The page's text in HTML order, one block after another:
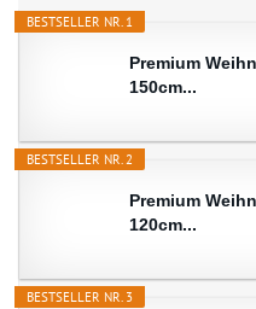
BESTSELLER NR. 1
Premium
150cm...
BESTSELLER NR. 2
Premium
120cm...
BESTSELLER NR. 3